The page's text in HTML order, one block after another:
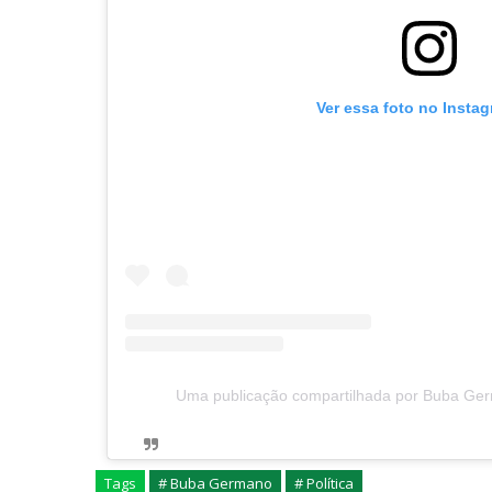
Ver essa foto no
Uma publicação compartilhada por Buba
Tags # Buba Germano # Política